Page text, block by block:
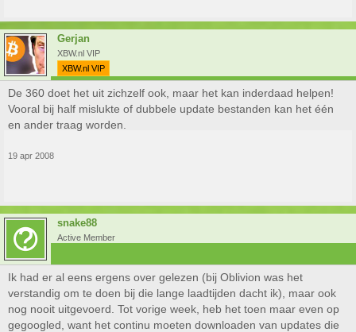
Gerjan
XBW.nl VIP
XBW.nl VIP
De 360 doet het uit zichzelf ook, maar het kan inderdaad helpen!
Vooral bij half mislukte of dubbele update bestanden kan het één
en ander traag worden.
19 apr 2008
snake88
Active Member
Ik had er al eens ergens over gelezen (bij Oblivion was het
verstandig om te doen bij die lange laadtijden dacht ik), maar ook
nog nooit uitgevoerd. Tot vorige week, heb het toen maar even op
gegoogled, want het continu moeten downloaden van updates die